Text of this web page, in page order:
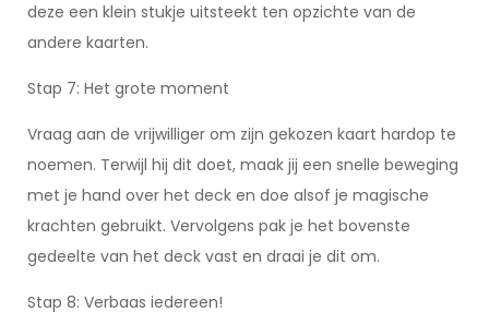
deze een klein stukje uitsteekt ten opzichte van de
andere kaarten.
Stap 7: Het grote moment
Vraag aan de vrijwilliger om zijn gekozen kaart hardop te
noemen. Terwijl hij dit doet, maak jij een snelle beweging
met je hand over het deck en doe alsof je magische
krachten gebruikt. Vervolgens pak je het bovenste
gedeelte van het deck vast en draai je dit om.
Stap 8: Verbaas iedereen!